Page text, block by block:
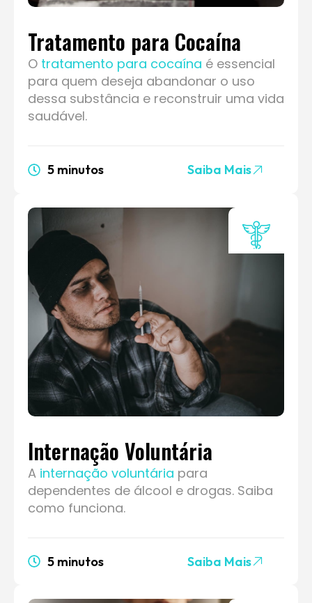
Tratamento para Cocaína
O tratamento para cocaína é essencial
para quem deseja abandonar o uso
dessa substância e reconstruir uma vida
saudável.
5 minutos Saiba Mais
Internação Voluntária
A internação voluntária para
dependentes de álcool e drogas. Saiba
como funciona.
5 minutos Saiba Mais